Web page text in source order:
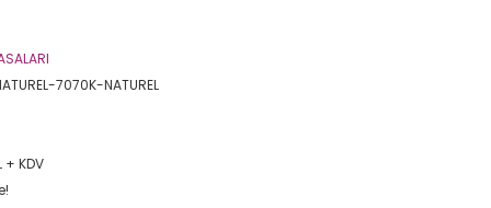
7070K-NATUREL
+ KDV